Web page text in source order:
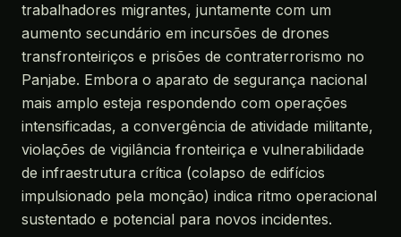
trabalhadores migrantes, juntamente com um
aumento secundário em incursões de drones
transfronteiriços e prisões de contraterrorismo no
Panjabe. Embora o aparato de segurança nacional
mais amplo esteja respondendo com operações
intensificadas, a convergência de atividade militante,
violações de vigilância fronteiriça e vulnerabilidade
de infraestrutura crítica (colapso de edifícios
impulsionado pela monção) indica ritmo operacional
sustentado e potencial para novos incidentes.